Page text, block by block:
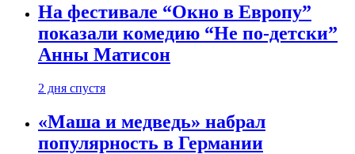
На фестивале “Окно в Европу”
показали комедию “Не по-детски”
Анны Матисон
2 дня спустя
«Маша и медведь» набрал
популярность в Германии